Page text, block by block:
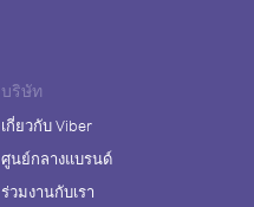
บริษัท
เกี่ยวกับ Viber
ศูนย์กลางแบรนด์
ร่วมงานกับเรา